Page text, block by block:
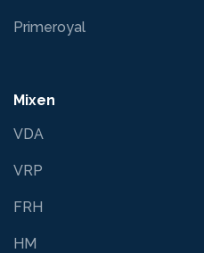
Primeroyal
Mixen
VDA
VRP
FRH
HM